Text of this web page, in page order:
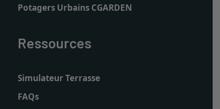
Potagers Urbains CGARDEN
Ressources
Simulateur Terrasse
FAQs